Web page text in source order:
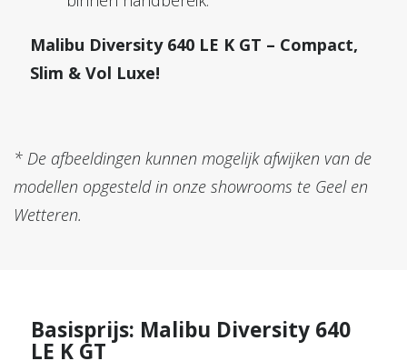
Malibu Diversity 640 LE K GT – Compact,
Slim & Vol Luxe!
* De afbeeldingen kunnen mogelijk afwijken van de
modellen opgesteld in onze showrooms te Geel en
Wetteren.
Basisprijs: Malibu Diversity 640
LE K GT